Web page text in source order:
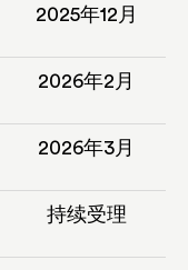
2025年12月
2026年2月
2026年3月
持续受理